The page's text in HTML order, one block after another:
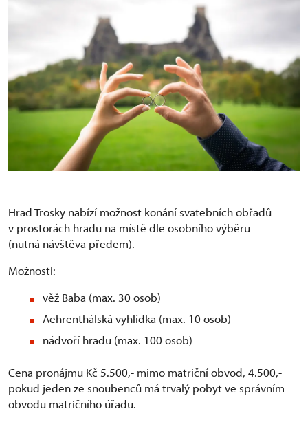
Hrad Trosky nabízí možnost konání svatebních obřadů
v prostorách hradu na místě dle osobního výběru
(nutná návštěva předem).
Možnosti:
věž Baba (max. 30 osob)
Aehrenthálská vyhlídka (max. 10 osob)
nádvoří hradu (max. 100 osob)
Cena pronájmu Kč 5.500,- mimo matriční obvod, 4.500,-
pokud jeden ze snoubenců má trvalý pobyt ve správním
obvodu matričního úřadu.